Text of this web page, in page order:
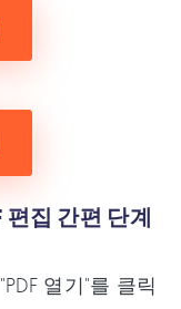
편집 간편 단계
열기"를 클릭